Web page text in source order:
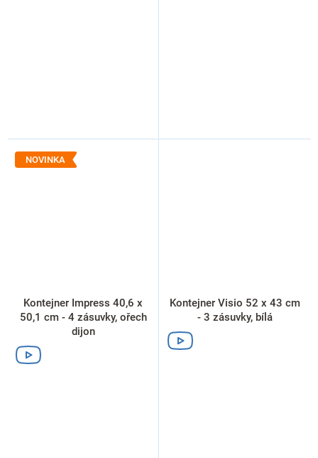
NOVINKA
Kontejner Impress 40,6 x
50,1 cm - 4 zásuvky, ořech
dijon
Kontejner Visio 52 x 43 cm
- 3 zásuvky, bílá